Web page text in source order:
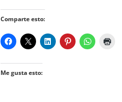
Comparte esto:
Me gusta esto: